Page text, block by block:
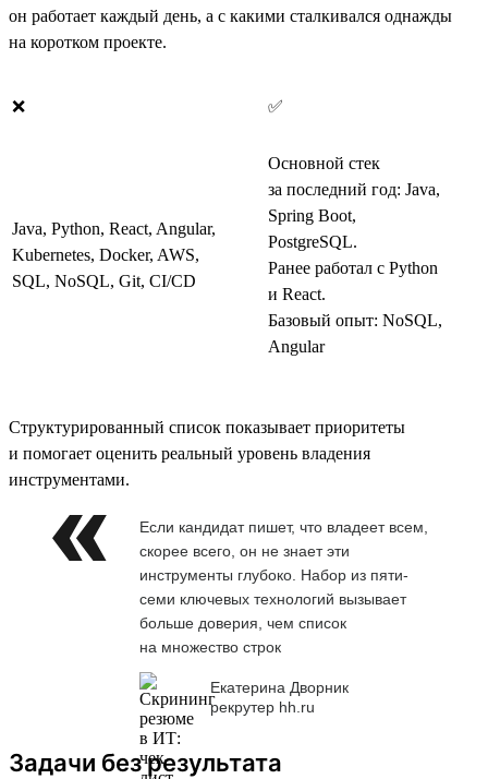
он работает каждый день, а с какими сталкивался однажды
на коротком проекте.
❌ ✅
Java, Python, React, Angular,
Kubernetes, Docker, AWS,
SQL, NoSQL, Git, CI/CD
Основной стек
за последний год: Java,
Spring Boot,
PostgreSQL.
Ранее работал с Python
и React.
Базовый опыт: NoSQL,
Angular
Структурированный список показывает приоритеты
и помогает оценить реальный уровень владения
инструментами.
Если кандидат пишет, что владеет всем,
скорее всего, он не знает эти
инструменты глубоко. Набор из пяти-
семи ключевых технологий вызывает
больше доверия, чем список
на множество строк
Екатерина Дворник
рекрутер hh.ru
Задачи без результата